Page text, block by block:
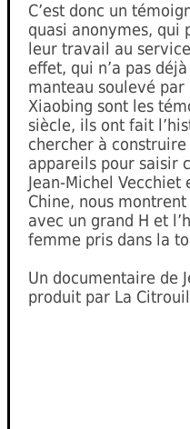
C’est donc un
quasi anonymes, qui
leur travail au
effet, qui n’a pas
manteau soulevé par
Xiaobing sont les
siècle, ils ont fait
chercher à
appareils pour saisir
Jean-Michel
Chine, nous
avec un grand H et
femme pris dans la
Un documentaire de
produit par La